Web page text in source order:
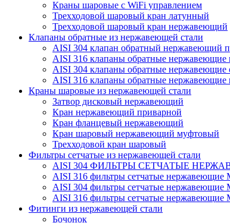
Краны шаровые с WiFi управлением
Трехходовой шаровый кран латунный
Трехходовой шаровый кран нержавеющий
Клапаны обратные из нержавеющей стали
AISI 304 клапан обратный нержавеющий
AISI 316 клапаны обратные
AISI 304 клапаны обратные
AISI 316 клапаны обратные
Краны шаровые из нержавеющей стали
Затвор дисковый нержавеющий
Кран нержавеющий приварной
Кран фланцевый нержавеющий
Кран шаровый нержавеющий муфтовый
Трехходовой кран шаровый
Фильтры сетчатые из нержавеющей стали
AISI 304 ФИЛЬТРЫ СЕТЧАТЫЕ
AISI 316 фильтры сетчатые нержавеющие
AISI 304 фильтры сетчатые нержавеющие
AISI 316 фильтры сетчатые нержавеющие
Фитинги из нержавеющей стали
Бочонок